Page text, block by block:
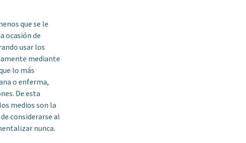
que se le
ocasión de
usar los
mediante
lo más
o enferma,
De esta
medios son la
considerarse al
nunca.